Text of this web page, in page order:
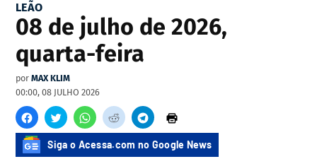
LEÃO
08 de julho de 2026,
quarta-feira
por MAX KLIM
00:00, 08 JULHO 2026
Siga o Acessa.com no Google News